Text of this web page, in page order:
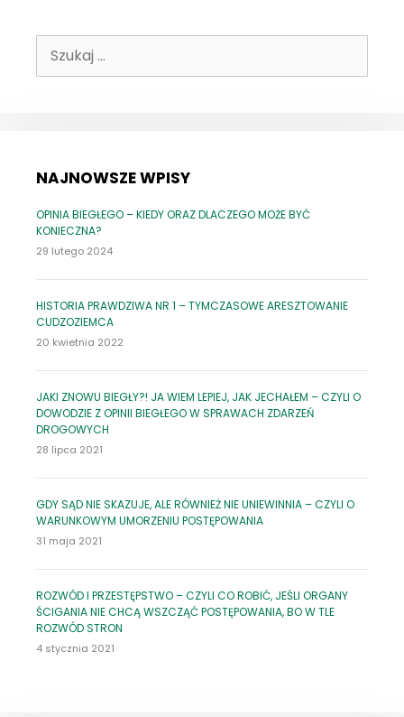
Szukaj:
NAJNOWSZE WPISY
OPINIA BIEGŁEGO – KIEDY ORAZ DLACZEGO MOŻE BYĆ
KONIECZNA?
29 lutego 2024
HISTORIA PRAWDZIWA NR 1 – TYMCZASOWE ARESZTOWANIE
CUDZOZIEMCA
20 kwietnia 2022
JAKI ZNOWU BIEGŁY?! JA WIEM LEPIEJ, JAK JECHAŁEM – CZYLI O
DOWODZIE Z OPINII BIEGŁEGO W SPRAWACH ZDARZEŃ
DROGOWYCH
28 lipca 2021
GDY SĄD NIE SKAZUJE, ALE RÓWNIEŻ NIE UNIEWINNIA – CZYLI O
WARUNKOWYM UMORZENIU POSTĘPOWANIA
31 maja 2021
ROZWÓD I PRZESTĘPSTWO – CZYLI CO ROBIĆ, JEŚLI ORGANY
ŚCIGANIA NIE CHCĄ WSZCZĄĆ POSTĘPOWANIA, BO W TLE
ROZWÓD STRON
4 stycznia 2021